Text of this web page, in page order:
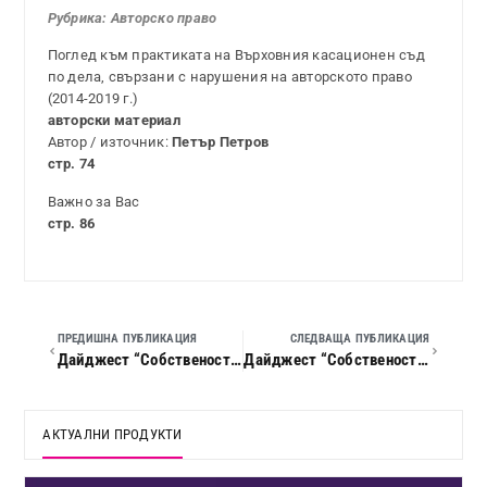
Рубрика: Авторско право
Поглед към практиката на Върховния касационен съд
по дела, свързани с нарушения на авторското право
(2014-2019 г.)
авторски материал
Автор / източник:Петър Петров
стр. 74
Важно за Вас
стр. 86
ПРЕДИШНА ПУБЛИКАЦИЯ
Дайджест “Собственост и право”, 2019 г., кн. 02
СЛЕДВАЩА ПУБЛИКАЦИЯ
Дайджест “Собственост и право”, 2019 г., кн. 04
АКТУАЛНИ ПРОДУКТИ